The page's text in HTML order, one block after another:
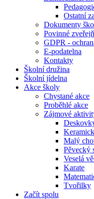
Ostatní
Dokumenty
Povinné
GDPR -
E-podatelna
Kontakty
Školní družina
Školní jídelna
Akce školy
Chystané akce
Proběhlé akce
Zájmové
Malý
Pěvecký
Veselá
Karate
Tvořilky
Začít spolu